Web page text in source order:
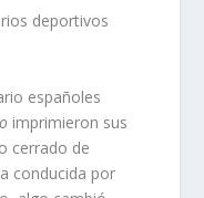
deportivos
españoles
imprimieron sus
cerrado de
conducida por